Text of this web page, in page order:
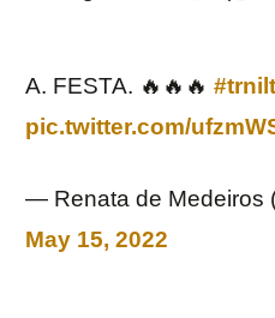
A. FESTA. 🔥🔥🔥
pic.twitter.com/
— Renata de Medeiros
May 15, 2022